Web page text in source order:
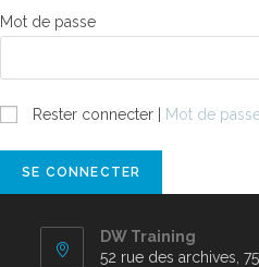
Mot de passe
Rester connecter Mot de
DW Training
52 rue des archives,